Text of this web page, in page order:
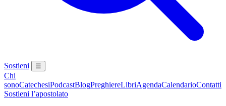
Sostieni ☰
Chi
sonoCatechesiPodcastBlogPreghiereLibriAgendaCalendarioContatti
Sostieni l’apostolato